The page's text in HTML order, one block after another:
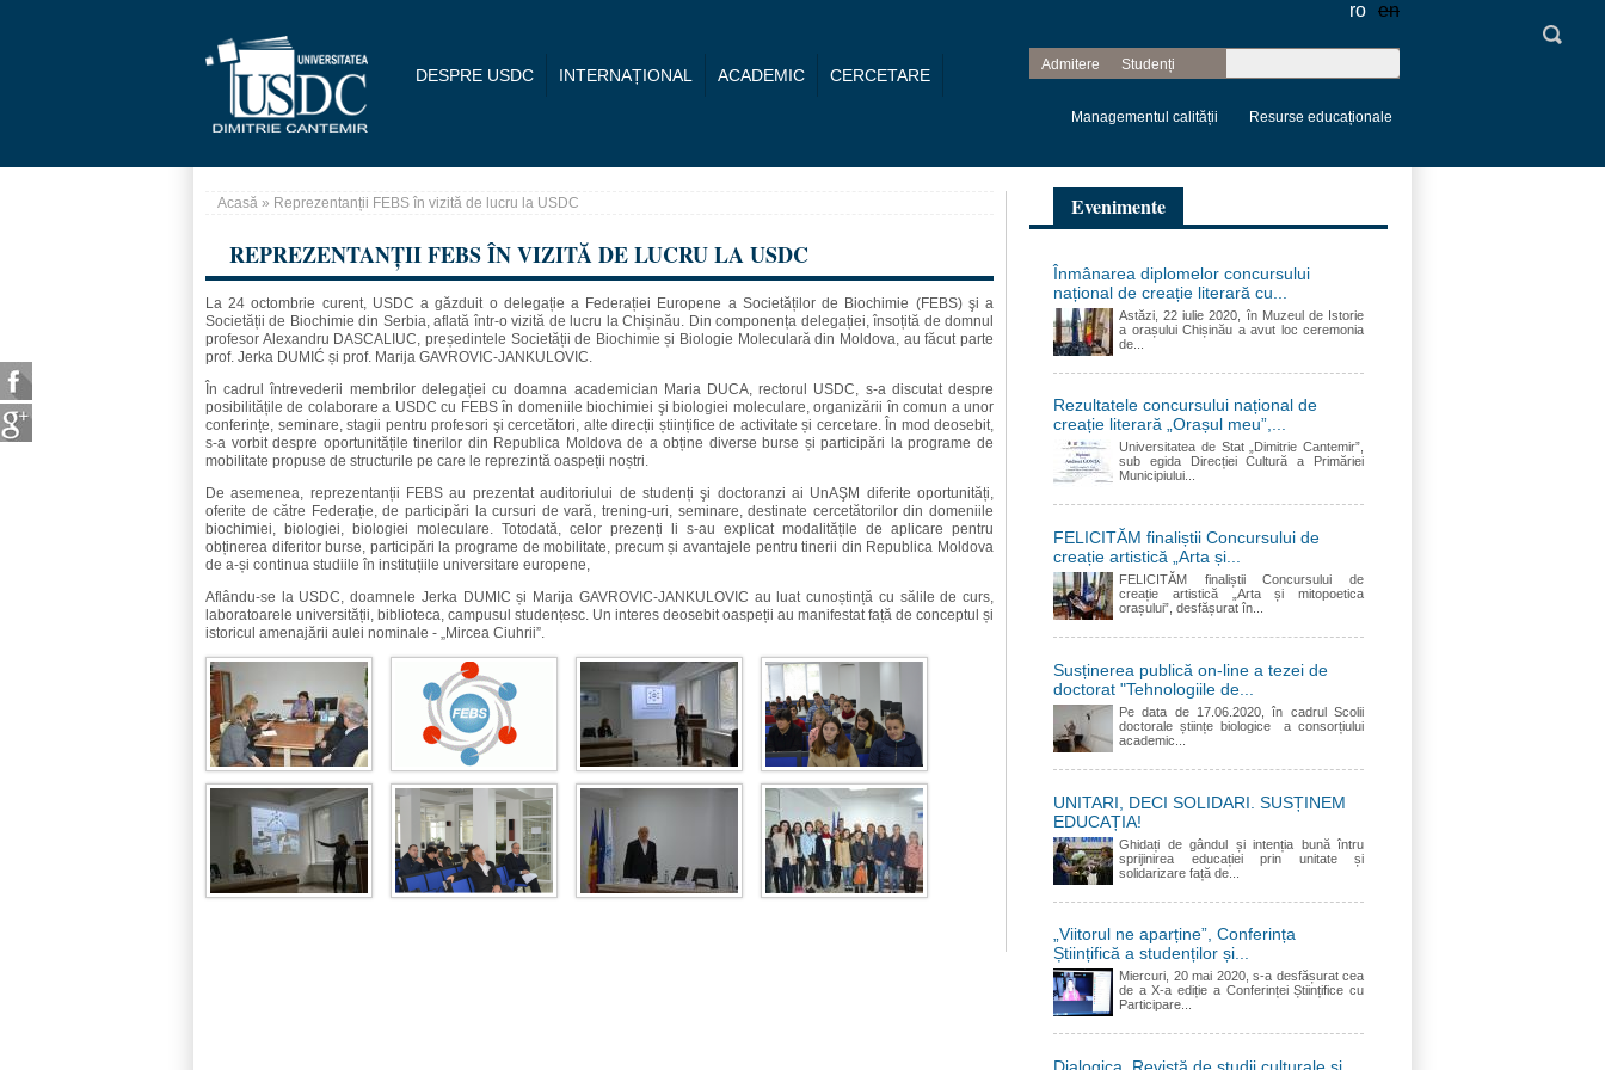
DESPRE USDC INTERNAȚIONAL ACADEMIC CERCETARE
ro en
Admitere Studenți
Formular de
căutare
Managementul calității Resurse educaționale
Acasă » Reprezentanții FEBS în vizită de lucru la USDC
REPREZENTANȚII FEBS ÎN VIZITĂ DE LUCRU LA USDC
La 24 octombrie curent, USDC a găzduit o delegație a Federației Europene a Societăților de Biochimie (FEBS) şi a
Societății de Biochimie din Serbia, aflată într-o vizită de lucru la Chișinău. Din componența delegației, însoțită de domnul
profesor Alexandru DASCALIUC, președintele Societății de Biochimie și Biologie Moleculară din Moldova, au făcut parte
prof. Jerka DUMIĆ și prof. Marija GAVROVIC-JANKULOVIC.
În cadrul întrevederii membrilor delegației cu doamna academician Maria DUCA, rectorul USDC, s-a discutat despre
posibilitățile de colaborare a USDC cu FEBS în domeniile biochimiei şi biologiei moleculare, organizării în comun a unor
conferințe, seminare, stagii pentru profesori şi cercetători, alte direcții științifice de activitate și cercetare. În mod deosebit,
s-a vorbit despre oportunitățile tinerilor din Republica Moldova de a obține diverse burse și participări la programe de
mobilitate propuse de structurile pe care le reprezintă oaspeții noștri.
De asemenea, reprezentanții FEBS au prezentat auditoriului de studenți şi doctoranzi ai UnAŞM diferite oportunități,
oferite de către Federație, de participări la cursuri de vară, trening-uri, seminare, destinate cercetătorilor din domeniile
biochimiei, biologiei, biologiei moleculare. Totodată, celor prezenți li s-au explicat modalitățile de aplicare pentru
obținerea diferitor burse, participări la programe de mobilitate, precum și avantajele pentru tinerii din Republica Moldova
de a-și continua studiile în instituțiile universitare europene,
Aflându-se la USDC, doamnele Jerka DUMIC și Marija GAVROVIC-JANKULOVIC au luat cunoștință cu sălile de curs,
laboratoarele universității, biblioteca, campusul studențesc. Un interes deosebit oaspeții au manifestat față de conceptul și
istoricul amenajării aulei nominale - „Mircea Ciuhrii”.
Evenimente
Înmânarea diplomelor concursului
național de creație literară cu...
Astăzi, 22 iulie 2020, în Muzeul de Istorie
a orașului Chișinău a avut loc ceremonia
de...
Rezultatele concursului național de
creație literară „Orașul meu”,...
Universitatea de Stat „Dimitrie Cantemir”,
sub egida Direcției Cultură a Primăriei
Municipiului...
FELICITĂM finaliștii Concursului de
creație artistică „Arta și...
FELICITĂM finaliștii Concursului de
creație artistică „Arta și mitopoetica
orașului”, desfășurat în...
Susținerea publică on-line a tezei de
doctorat "Tehnologiile de...
Pe data de 17.06.2020, în cadrul Scolii
doctorale științe biologice a consorțiului
academic...
UNITARI, DECI SOLIDARI. SUSȚINEM
EDUCAȚIA!
Ghidați de gândul și intenția bună întru
sprijinirea educației prin unitate și
solidarizare față de...
„Viitorul ne aparține”, Conferința
Științifică a studenților și...
Miercuri, 20 mai 2020, s-a desfășurat cea
de a X-a ediție a Conferinței Științifice cu
Participare...